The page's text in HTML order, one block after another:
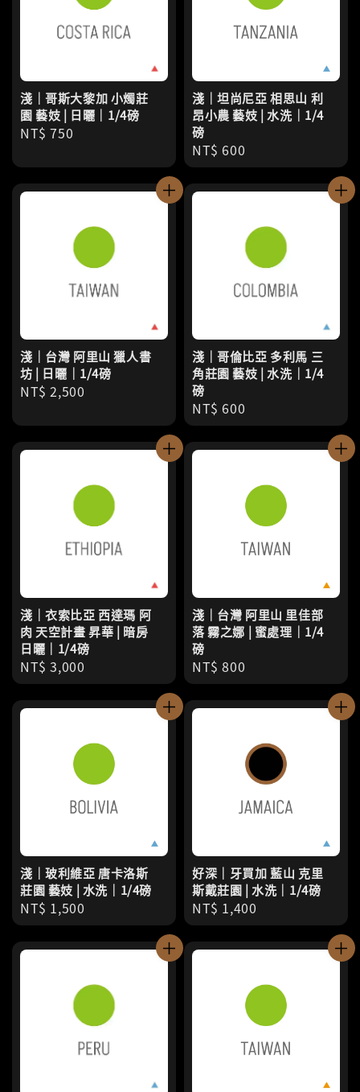
淺｜哥斯大黎加 小燭莊
園 藝妓 | 日曬｜1/4磅
Regular
NT$ 750
淺｜坦尚尼亞 相思山 利
昂小農 藝妓 | 水洗｜1/4
磅
Regular
price
NT$ 600
淺｜台灣 阿里山 獵人書
坊 | 日曬｜1/4磅
Regular
NT$ 2,500
淺｜哥倫比亞 多利馬 三
角莊園 藝妓 | 水洗｜1/4
磅
Regular
price
NT$ 600
淺｜衣索比亞 西達瑪 阿
肉 天空計畫 昇華 | 暗房
日曬｜1/4磅
Regular
price
NT$ 3,000
淺｜台灣 阿里山 里佳部
落 霧之娜 | 蜜處理｜1/4
磅
Regular
price
NT$ 800
淺｜玻利維亞 唐卡洛斯
莊園 藝妓 | 水洗｜1/4磅
Regular
price
NT$ 1,500
好深｜牙買加 藍山 克里
斯戴莊園 | 水洗｜1/4磅
Regular
price
NT$ 1,400